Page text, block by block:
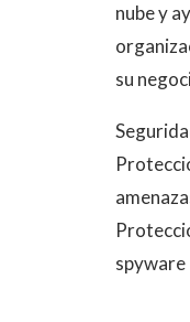
nube y
su
spyware